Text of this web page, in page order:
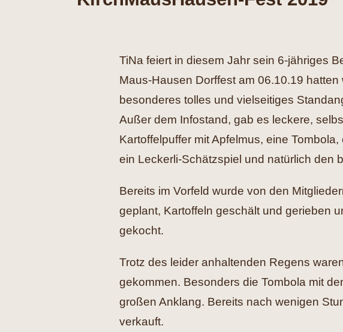
TiNa feiert in diesem Jahr sein 6-jähriges
Maus-Hausen Dorffest am 06.10.19 hatten
besonderes tolles und vielseitiges
Außer dem Infostand, gab es leckere,
Kartoffelpuffer mit Apfelmus, eine
ein Leckerli-Schätzspiel und natürlich den
Bereits im Vorfeld wurde von den
geplant, Kartoffeln geschält und gerieben
gekocht.
Trotz des leider anhaltenden Regens
gekommen. Besonders die Tombola mit
großen Anklang. Bereits nach wenigen
verkauft.